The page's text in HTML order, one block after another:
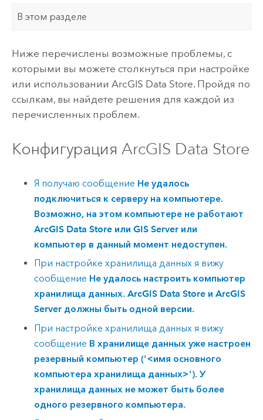
В этом разделе
Ниже перечислены возможные проблемы, с
которыми вы можете столкнуться при настройке
или использовании ArcGIS Data Store. Пройдя по
ссылкам, вы найдете решения для каждой из
перечисленных проблем.
Конфигурация ArcGIS Data Store
Я получаю сообщение Не удалось
подключиться к серверу на компьютере.
Возможно, на этом компьютере не работают
ArcGIS Data Store или GIS Server или
компьютер в данный момент недоступен.
При настройке хранилища данных я вижу
сообщение Не удалось настроить компьютер
хранилища данных. ArcGIS Data Store и ArcGIS
Server должны быть одной версии.
При настройке хранилища данных я вижу
сообщение В хранилище данных уже настроен
резервный компьютер ('<имя основного
компьютера хранилища данных>'). У
хранилища данных не может быть более
одного резервного компьютера.